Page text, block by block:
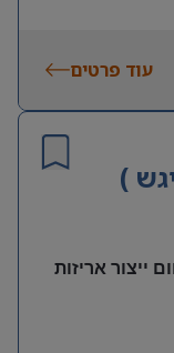
עוד פרטים
)
ייצור אריזות